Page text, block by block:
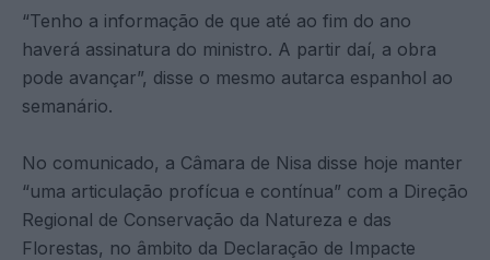
“Tenho a informação de que até ao fim do ano
haverá assinatura do ministro. A partir daí, a obra
pode avançar”, disse o mesmo autarca espanhol ao
semanário.
No comunicado, a Câmara de Nisa disse hoje manter
“uma articulação profícua e contínua” com a Direção
Regional de Conservação da Natureza e das
Florestas, no âmbito da Declaração de Impacte